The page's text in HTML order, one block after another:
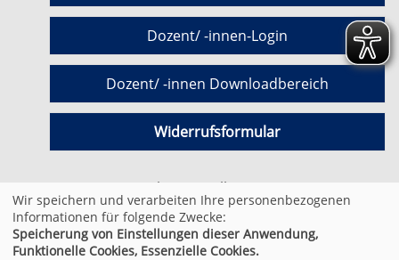
Dozent/ -innen-Login
Dozent/ -innen Downloadbereich
Widerrufsformular
Cookie Einstellungen
© 2026 Kufer Software GmbH
Wir speichern und verarbeiten Ihre personenbezogenen
Informationen für folgende Zwecke:
Speicherung von Einstellungen dieser Anwendung,
Funktionelle Cookies, Essenzielle Cookies.